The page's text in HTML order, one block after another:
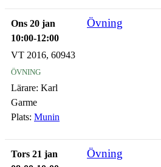
Ons 20 jan
10:00-12:00
Övning
VT 2016, 60943
övning
Lärare: Karl
Garme
Plats: Munin
Tors 21 jan
Övning